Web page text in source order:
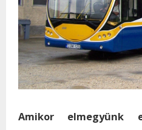
Amikor elmegyünk